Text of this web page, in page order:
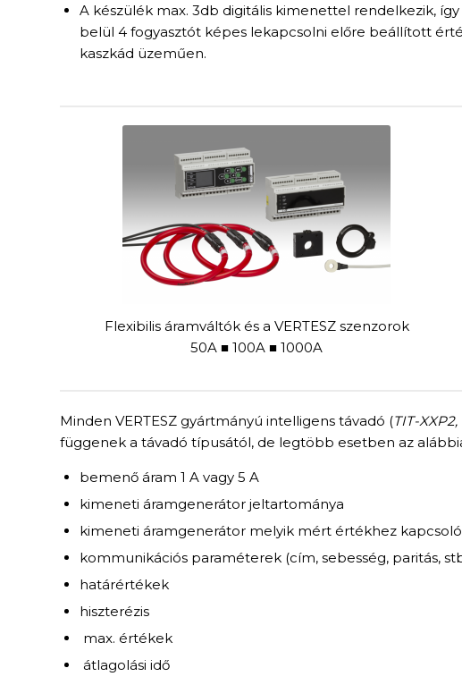
A készülék max. 3db digitális kimenettel rendelkezik, így
belül 4 fogyasztót képes lekapcsolni előre beállított
kaszkád üzeműen.
Flexibilis áramváltók és a VERTESZ szenzorok
50A ■ 100A ■ 1000A
Minden VERTESZ gyártmányú intelligens távadó (TIT-
függenek a távadó típusától, de legtöbb esetben az
bemenő áram 1 A vagy 5 A
kimeneti áramgenerátor jeltartománya
kimeneti áramgenerátor melyik mért értékhez
kommunikációs paraméterek (cím, sebesség, paritás,
határértékek
hiszterézis
max. értékek
átlagolási idő